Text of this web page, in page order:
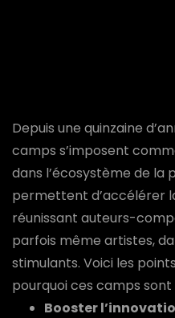
Depuis une quinzaine
camps s’imposent
dans l’écosystème de la
permettent d’accélérer
réunissant auteurs-
parfois même artistes,
stimulants. Voici les
pourquoi ces camps
Booster